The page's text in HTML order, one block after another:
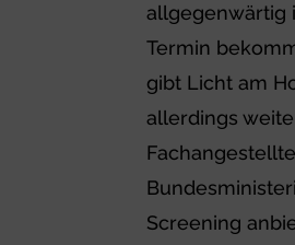
allgegenwärtig
Termin
gibt Licht am
allerdings
Screening